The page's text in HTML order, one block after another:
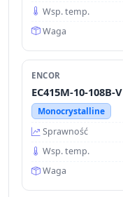
Wsp. temp.
Waga
ENCOR
EC415M-10-108B-V
Monocrystalline
Sprawność
Wsp. temp.
Waga